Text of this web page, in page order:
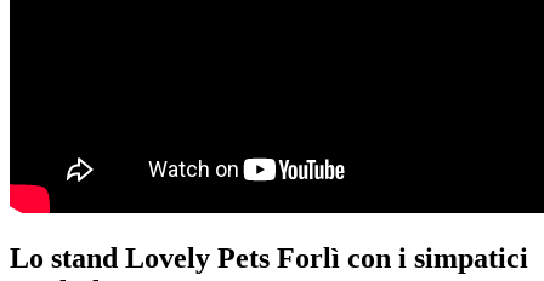
Lo stand Lovely Pets Forlì con i simpatici